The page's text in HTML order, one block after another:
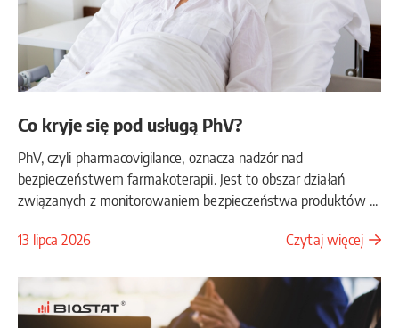
Co kryje się pod usługą PhV?
PhV, czyli pharmacovigilance, oznacza nadzór nad
bezpieczeństwem farmakoterapii. Jest to obszar działań
związanych z monitorowaniem bezpieczeństwa produktów ...
13 lipca 2026 Czytaj więcej